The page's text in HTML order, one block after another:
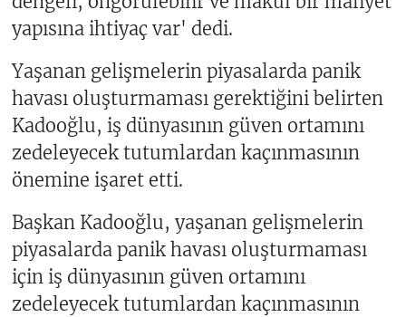
yapısına ihtiyaç var' dedi.
Yaşanan gelişmelerin piyasalarda panik
havası oluşturmaması gerektiğini belirten
Kadooğlu, iş dünyasının güven ortamını
zedeleyecek tutumlardan kaçınmasının
önemine işaret etti.
Başkan Kadooğlu, yaşanan gelişmelerin
piyasalarda panik havası oluşturmaması
için iş dünyasının güven ortamını
zedeleyecek tutumlardan kaçınmasının